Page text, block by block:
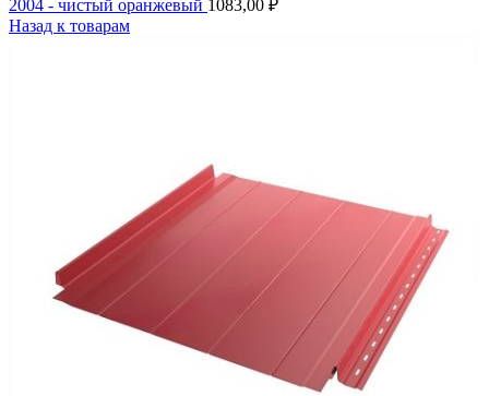
2004 - чистый оранжевый 1083,00 ₽
Назад к товарам